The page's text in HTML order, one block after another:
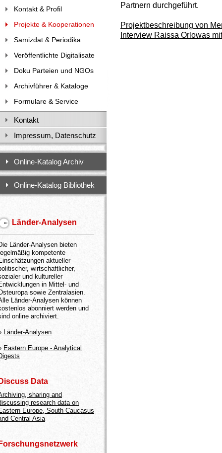
Partnern durchgeführt.
Projektbeschreibung von
Interview Raissa Orlowas
Kontakt & Profil
Projekte & Kooperationen
Samizdat & Periodika
Veröffentlichte Digitalisate
Doku Parteien und NGOs
Archivführer & Kataloge
Formulare & Service
Kontakt
Impressum, Datenschutz
Online-Katalog Archiv
Online-Katalog Bibliothek
Länder-Analysen
Länder-Analysen bieten
kompetente
aktueller
wirtschaftlicher,
und kultureller
in Mittel- und
sowie Zentralasien.
Länder-Analysen können
abonniert werden und
online archiviert.
Länder-Analysen
Eastern Europe - Analytical
Data
sharing and
research data on
Europe, South Caucasus
Central Asia